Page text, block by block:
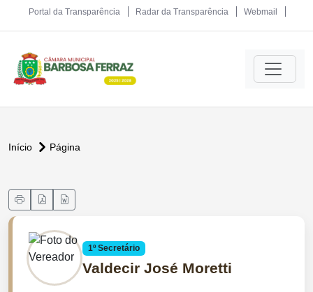
Portal da Transparência Radar da Transparência Webmail
Início Página
1º Secretário
Valdecir José Moretti